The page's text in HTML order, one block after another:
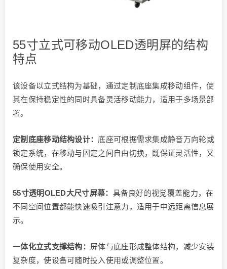
55寸立式可移动OLED透明屏的结构
特点
该设备以立式结构为基础，通过定制底座集成移动组件，使
其在保持稳定性的同时具备灵活移动能力，适用于多场景部
署。
定制底座移动结构设计： 底座可根据需求集成静音万向轮或
锁定系统，在移动与固定之间自由切换，既保证灵活性，又
确保使用安全。
55寸透明OLED大尺寸屏幕： 具备良好的视觉覆盖能力，在
不同空间位置都能快速吸引注意力，适用于中远距离信息展
示。
一体化立式支撑结构： 屏体与底座形成整体结构，减少安装
复杂度，使设备可随时投入使用或调整位置。